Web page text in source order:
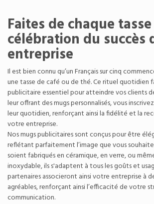
Faites de chaque
célébration du succès
entreprise
Il est bien connu qu’un Français sur cinq
une tasse de café ou de thé. Ce rituel quotidien
publicitaire essentiel pour atteindre vos clients
leur offrant des mugs personnalisés, vous
leur quotidien, renforçant ainsi la fidélité et la
votre entreprise.
Nos mugs publicitaires sont conçus pour être
reflétant parfaitement l’image que vous
soient fabriqués en céramique, en verre, ou
inoxydable, ils s'adaptent à tous les goûts et
partenaires associeront ainsi votre entreprise à
agréables, renforçant ainsi l’efficacité de votre
communication.